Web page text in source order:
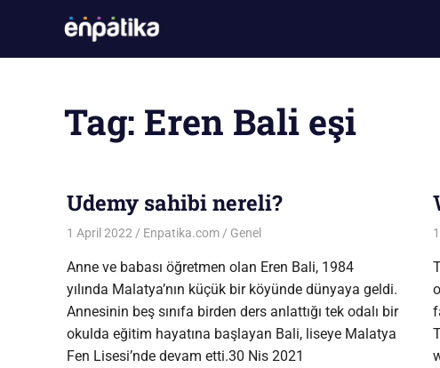
content
ve
Sistem
Tag: Eren Bali eşi
Udemy sahibi nereli?
1 April 2022 Enpatika.com Genel
Anne ve babası öğretmen olan Eren Bali, 1984
yılında Malatya’nın küçük bir köyünde dünyaya geldi.
Annesinin beş sınıfa birden ders anlattığı tek odalı bir
okulda eğitim hayatına başlayan Bali, liseye Malatya
Fen Lisesi’nde devam etti.30 Nis 2021